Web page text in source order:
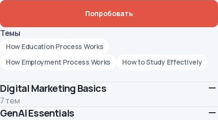
Попробовать
Темы
How Education Process Works
How Employment Process Works
How to Study Effectively
Digital Marketing Basics
7 тем
This marks the beginning of your journey into digital marketing.
GenAI Essentials